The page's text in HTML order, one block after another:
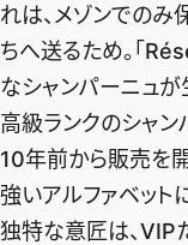
イーバイエクラ
そしてエク
れは、メゾンでのみ
ちへ送るため。「
なシャンパーニュが
高級ランクのシャ
10年前から販売を開
強いアルファベット
独特な意匠は、VIP